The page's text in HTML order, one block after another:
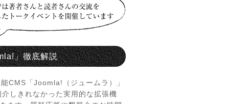
」徹底解説
CMS「Joomla!（ジュームラ）」
しきれなかった実用的な拡張機